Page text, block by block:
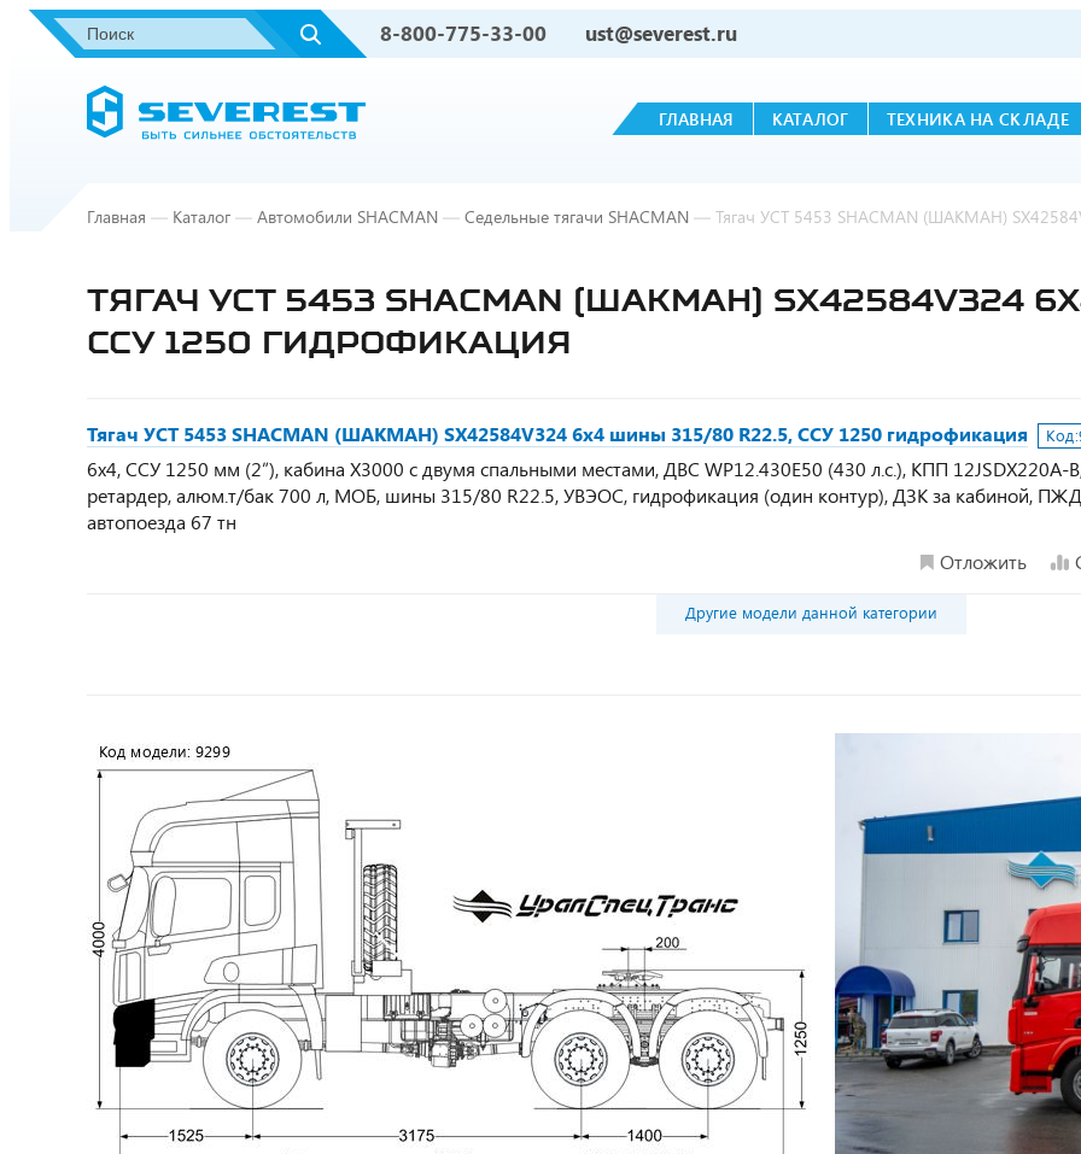
8-800-775-33-00 ust@severest.ru
ГЛАВНАЯ КАТАЛОГ ТЕХНИКА НА СКЛАДЕ
Главная — Каталог — Автомобили SHACMAN — Седельные тягачи SHACMAN — Тягач УСТ 5453 SHACMAN (ШАКМАН)
ТЯГАЧ УСТ 5453 SHACMAN (ШАКМАН) SX42584V324
ССУ 1250 ГИДРОФИКАЦИЯ
Тягач УСТ 5453 SHACMAN (ШАКМАН) SX42584V324 6х4 шины 315/80 R22.5, ССУ 1250 гидрофикация Код:
6х4, ССУ 1250 мм (2”), кабина Х3000 с двумя спальными местами, ДВС WP12.430E50 (430 л.с.), КПП 12JSDX220A-
ретардер, алюм.т/бак 700 л, МОБ, шины 315/80 R22.5, УВЭОС, гидрофикация (один контур), ДЗК за кабиной,
автопоезда 67 тн
Отложить
Другие модели данной категории